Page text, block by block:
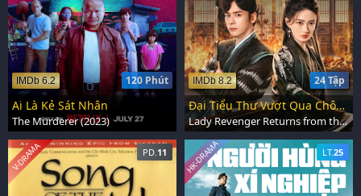
120 Phút
IMDb 6.2
Ai Là Kẻ Sát Nhân
The Murderer (2023)
24 Tập
IMDb 8.2
Đại Tiểu Thư Vượt Qua Chông Gai
Lady Revenger Returns from the Fire (2024)
PD. 11
V-DRAMA LT.25
HK-DRAMA